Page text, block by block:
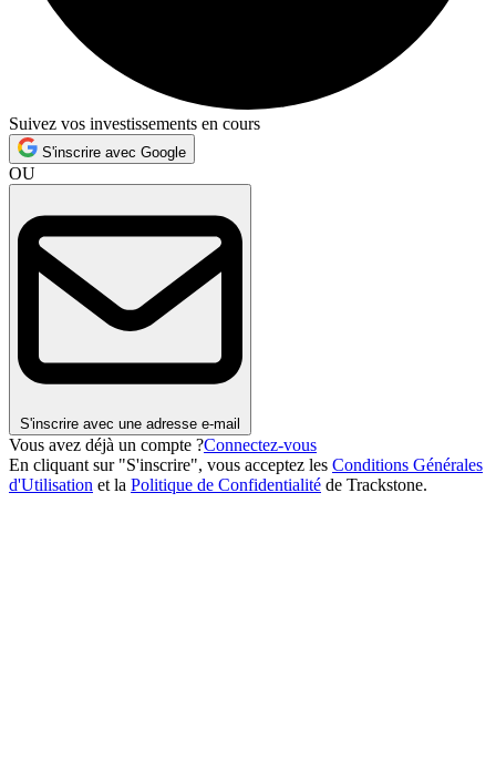
Suivez vos investissements en cours
S'inscrire avec Google
OU
S'inscrire avec une adresse e-mail
Vous avez déjà un compte ?Connectez-vous
En cliquant sur "S'inscrire", vous acceptez les Conditions Générales
d'Utilisation et la Politique de Confidentialité de Trackstone.